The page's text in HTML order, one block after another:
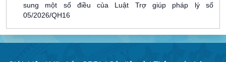
sung một số điều của Luật Trợ giúp pháp lý số
05/2026/QH16